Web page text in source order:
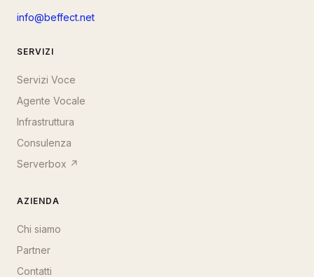
info@beffect.net
SERVIZI
Servizi Voce
Agente Vocale
Infrastruttura
Consulenza
Serverbox ↗
AZIENDA
Chi siamo
Partner
Contatti